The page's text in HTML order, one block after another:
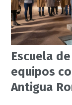
Escuela
equipos
Antigua